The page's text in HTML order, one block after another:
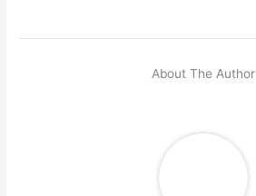
About The Author